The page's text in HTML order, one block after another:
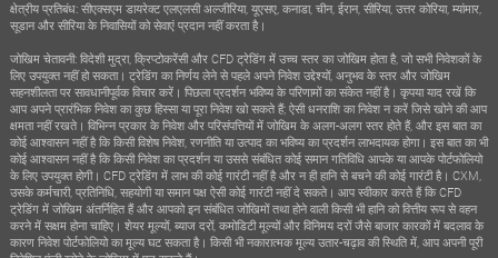
क्षेत्रीय प्रतिबंध: सीएक्सएम डायरेक्ट एलएलसी अल्जीरिया, यूएसए, कनाडा, चीन, ईरान, सीरिया, उत्तर कोरिया, म्यांमार,
सूडान और सीरिया के निवासियों को सेवाएं प्रदान नहीं करता है।
जोखिम चेतावनी: विदेशी मुद्रा, क्रिप्टोकरेंसी और CFD ट्रेडिंग में उच्च स्तर का जोखिम होता है, जो सभी निवेशकों के
लिए उपयुक्त नहीं हो सकता। ट्रेडिंग का निर्णय लेने से पहले अपने निवेश उद्देश्यों, अनुभव के स्तर और जोखिम
सहनशीलता पर सावधानीपूर्वक विचार करें। पिछला प्रदर्शन भविष्य के परिणामों का संकेत नहीं है। कृपया याद रखें कि
आप अपने प्रारंभिक निवेश का कुछ हिस्सा या पूरा निवेश खो सकते हैं; ऐसी धनराशि का निवेश न करें जिसे खोने की आप
क्षमता नहीं रखते। विभिन्न प्रकार के निवेश और परिसंपत्तियों में जोखिम के अलग-अलग स्तर होते हैं, और इस बात का
कोई आश्वासन नहीं है कि किसी विशेष निवेश, रणनीति या उत्पाद का भविष्य का प्रदर्शन लाभदायक होगा। इस बात का भी
कोई आश्वासन नहीं है कि किसी निवेश का प्रदर्शन या उससे संबंधित कोई समान गतिविधि आपके या आपके पोर्टफोलियो
के लिए उपयुक्त होगी। CFD ट्रेडिंग में लाभ की कोई गारंटी नहीं है और न ही हानि से बचने की कोई गारंटी है। CXM,
उसके कर्मचारी, प्रतिनिधि, सहयोगी या समान पक्ष ऐसी कोई गारंटी नहीं दे सकते। आप स्वीकार करते हैं कि CFD
ट्रेडिंग में जोखिम अंतर्निहित हैं और आपको इन संबंधित जोखिमों तथा होने वाली किसी भी हानि को वित्तीय रूप से वहन
करने में सक्षम होना चाहिए। शेयर मूल्यों, ब्याज दरों, कमोडिटी मूल्यों और विनिमय दरों जैसे बाजार कारकों में बदलाव के
कारण निवेश पोर्टफोलियो का मूल्य घट सकता है। किसी भी नकारात्मक मूल्य उतार-चढ़ाव की स्थिति में, आप अपनी पूरी